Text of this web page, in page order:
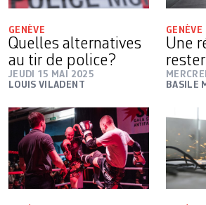
GENÈVE
Quelles alternatives
au tir de police?
JEUDI 15 MAI 2025
LOUIS VILADENT
GENÈVE
Une
BASILE